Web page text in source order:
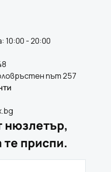
- 20:00
път 257
нюзлетър,
те приспи.